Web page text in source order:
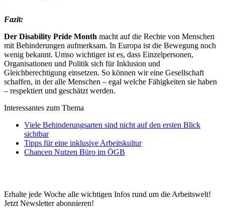
Fazit:
Der Disability Pride Month macht auf die Rechte von Menschen
mit Behinderungen aufmerksam. In Europa ist die Bewegung noch
wenig bekannt. Umso wichtiger ist es, dass Einzelpersonen,
Organisationen und Politik sich für Inklusion und
Gleichberechtigung einsetzen. So können wir eine Gesellschaft
schaffen, in der alle Menschen – egal welche Fähigkeiten sie haben
– respektiert und geschätzt werden.
Interessantes zum Thema
Viele Behinderungsarten sind nicht auf den ersten Blick
sichtbar
Tipps für eine inklusive Arbeitskultur
Chancen Nutzen Büro im ÖGB
Erhalte jede Woche alle wichtigen Infos rund um die Arbeitswelt!
Jetzt Newsletter abonnieren!